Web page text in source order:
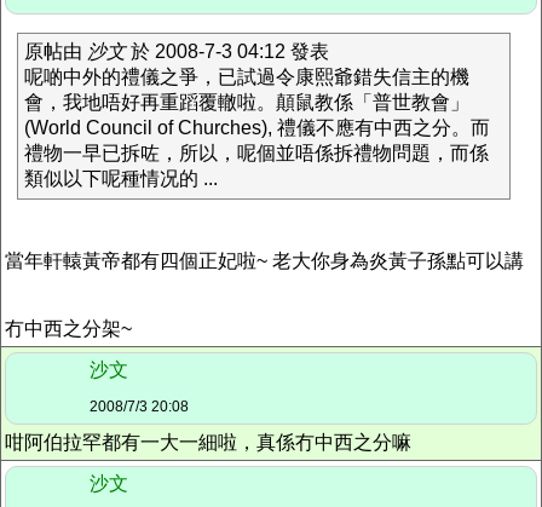
原帖由 沙文於 2008-7-3 04:12 發表
呢啲中外的禮儀之爭，已試過令康熙爺錯失信主的機
會，我地唔好再重蹈覆轍啦。顛鼠教係「普世教會」
(World Council of Churches), 禮儀不應有中西之分。而
禮物一早已拆咗，所以，呢個並唔係拆禮物問題，而係
類似以下呢種情况的 ...
當年軒轅黃帝都有四個正妃啦~ 老大你身為炎黃子孫點可以講
冇中西之分架~
沙文
2008/7/3 20:08
咁阿伯拉罕都有一大一細啦，真係冇中西之分嘛
沙文